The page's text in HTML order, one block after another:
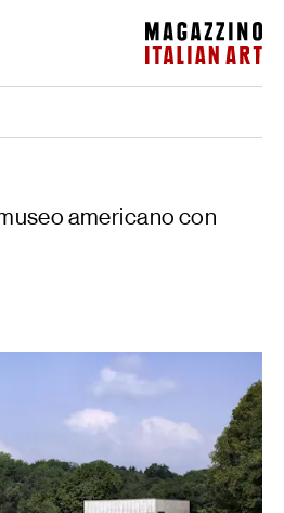
Magazzino Italian Art
americano con